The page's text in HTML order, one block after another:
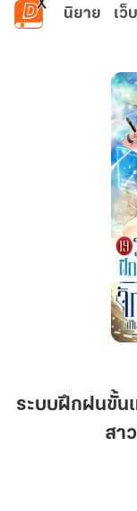
ข้ามไปยังเนื้อหาหลัก
นิยาย เว็
ระ
ขั้น
ดัน
จั
ระบบฝึกฝนขั้น
สา